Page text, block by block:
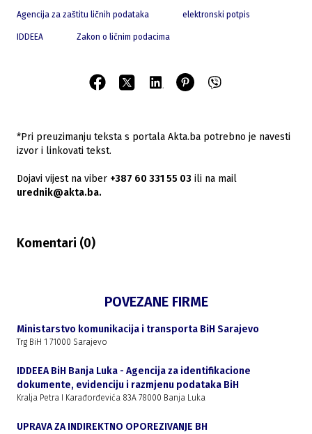
Agencija za zaštitu ličnih podataka elektronski potpis
IDDEEA Zakon o ličnim podacima
*Pri preuzimanju teksta s portala Akta.ba potrebno je navesti
izvor i linkovati tekst.
Dojavi vijest na viber +387 60 331 55 03 ili na mail
urednik@akta.ba.
Komentari (0)
POVEZANE FIRME
Ministarstvo komunikacija i transporta BiH Sarajevo
Trg BiH 1 71000 Sarajevo
IDDEEA BiH Banja Luka - Agencija za identifikacione
dokumente, evidenciju i razmjenu podataka BiH
Kralja Petra I Karađorđevića 83A 78000 Banja Luka
UPRAVA ZA INDIREKTNO OPOREZIVANJE BH